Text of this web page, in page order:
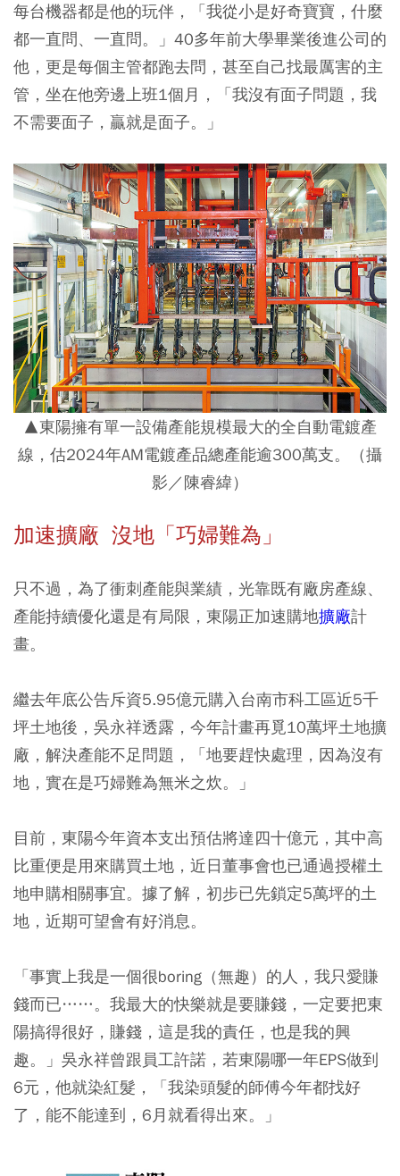
每台機器都是他的玩伴，「我從小是好奇寶寶，什麼
都一直問、一直問。」40多年前大學畢業後進公司的
他，更是每個主管都跑去問，甚至自己找最厲害的主
管，坐在他旁邊上班1個月，「我沒有面子問題，我
不需要面子，贏就是面子。」
▲東陽擁有單一設備產能規模最大的全自動電鍍產
線，估2024年AM電鍍產品總產能逾300萬支。（攝
影／陳睿緯）
加速擴廠 沒地「巧婦難為」
只不過，為了衝刺產能與業績，光靠既有廠房產線、
產能持續優化還是有局限，東陽正加速購地擴廠計
畫。
繼去年底公告斥資5.95億元購入台南市科工區近5千
坪土地後，吳永祥透露，今年計畫再覓10萬坪土地擴
廠，解決產能不足問題，「地要趕快處理，因為沒有
地，實在是巧婦難為無米之炊。」
目前，東陽今年資本支出預估將達四十億元，其中高
比重便是用來購買土地，近日董事會也已通過授權土
地申購相關事宜。據了解，初步已先鎖定5萬坪的土
地，近期可望會有好消息。
「事實上我是一個很boring（無趣）的人，我只愛賺
錢而已……。我最大的快樂就是要賺錢，一定要把東
陽搞得很好，賺錢，這是我的責任，也是我的興
趣。」吳永祥曾跟員工許諾，若東陽哪一年EPS做到
6元，他就染紅髮，「我染頭髮的師傅今年都找好
了，能不能達到，6月就看得出來。」